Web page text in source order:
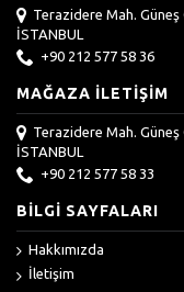
Terazidere Mah.
İSTANBUL
+90 212 577 58 36
MAĞAZA İLETIŞIM
Terazidere Mah.
İSTANBUL
+90 212 577 58 33
BILGI SAYFALARI
Hakkımızda
İletişim